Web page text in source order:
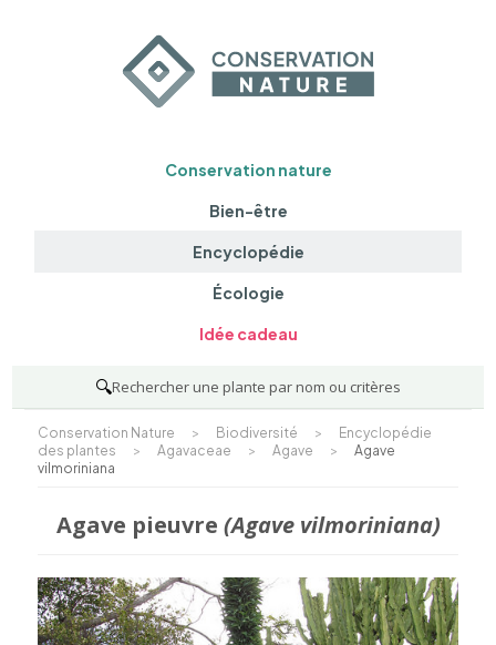
Conservation nature
Bien-être
Encyclopédie
Écologie
Idée cadeau
🔍Rechercher une plante par nom ou critères
Conservation Nature > Biodiversité >
Encyclopédie
des plantes
> Agavaceae > Agave >
Agave
vilmoriniana
Agave pieuvre (Agave vilmoriniana)